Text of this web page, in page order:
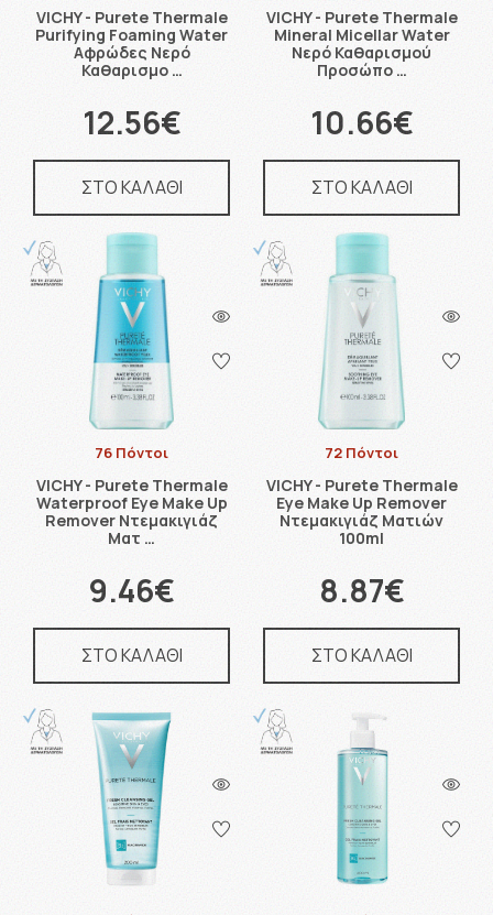
VICHY - Purete Thermale
Purifying Foaming Water
Αφρώδες Νερό
Καθαρισμο …
12.56€
ΣΤΟ ΚΑΛΑΘΙ
VICHY - Purete Thermale
Mineral Micellar Water
Νερό Καθαρισμού
Προσώπο …
10.66€
ΣΤΟ ΚΑΛΑΘΙ
76 Πόντοι
VICHY - Purete Thermale
Waterproof Eye Make Up
Remover Ντεμακιγιάζ
Ματ …
9.46€
ΣΤΟ ΚΑΛΑΘΙ
72 Πόντοι
VICHY - Purete Thermale
Eye Make Up Remover
Ντεμακιγιάζ Ματιών
100ml
8.87€
ΣΤΟ ΚΑΛΑΘΙ